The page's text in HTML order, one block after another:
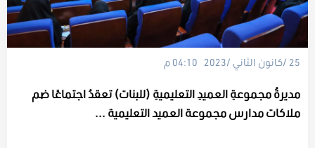
25 /كانون الثاني /2023 04:10 م
مديرةُ مجموعةِ العميدِ التعليميةِ (للبنات) تعقدُ اجتماعًا ضم
ملاكات مدارس مجموعة العميد التعليمية ...